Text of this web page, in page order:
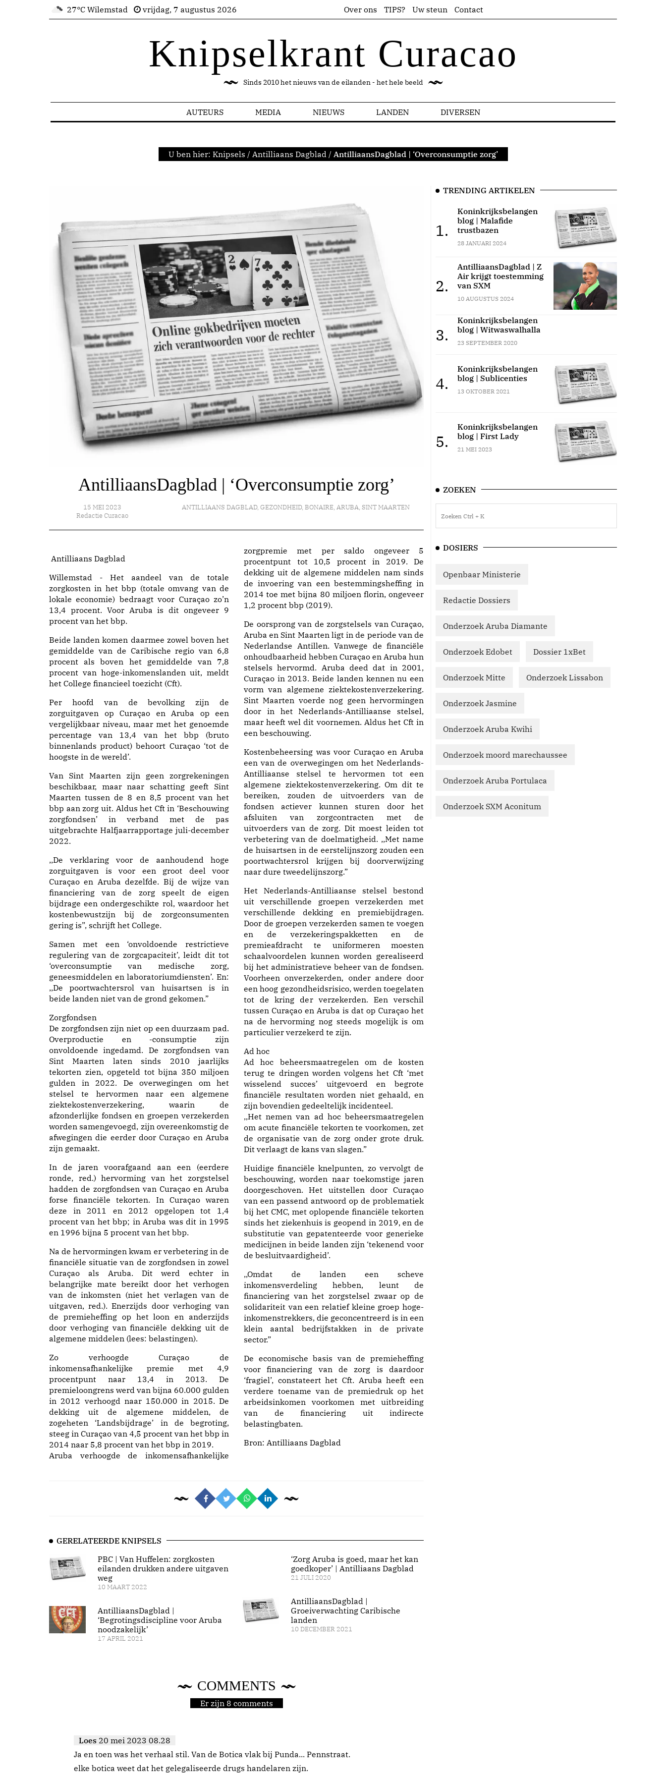
27°C Wilemstad vrijdag, 7 augustus 2026 Over ons TIPS? Uw steun Contact
Knipselkrant Curacao
Sinds 2010 het nieuws van de eilanden - het hele beeld
AUTEURS MEDIA NIEUWS LANDEN DIVERSEN
U ben hier: Knipsels / Antilliaans Dagblad / AntilliaansDagblad | ‘Overconsumptie zorg’
AntilliaansDagblad | ‘Overconsumptie zorg’
15 MEI 2023
Redactie Curacao
ANTILLIAANS DAGBLAD, GEZONDHEID, BONAIRE, ARUBA, SINT MAARTEN
Antilliaans Dagblad
Willemstad - Het aandeel van de totale
zorgkosten in het bbp (totale omvang van de
lokale economie) bedraagt voor Curaçao zo’n
13,4 procent. Voor Aruba is dit ongeveer 9
procent van het bbp.
Beide landen komen daarmee zowel boven het
gemiddelde van de Caribische regio van 6,8
procent als boven het gemiddelde van 7,8
procent van hoge-inkomenslanden uit, meldt
het College financieel toezicht (Cft).
Per hoofd van de bevolking zijn de
zorguitgaven op Curaçao en Aruba op een
vergelijkbaar niveau, maar met het genoemde
percentage van 13,4 van het bbp (bruto
binnenlands product) behoort Curaçao ‘tot de
hoogste in de wereld’.
Van Sint Maarten zijn geen zorgrekeningen
beschikbaar, maar naar schatting geeft Sint
Maarten tussen de 8 en 8,5 procent van het
bbp aan zorg uit. Aldus het Cft in ‘Beschouwing
zorgfondsen’ in verband met de pas
uitgebrachte Halfjaarrapportage juli-december
2022.
,,De verklaring voor de aanhoudend hoge
zorguitgaven is voor een groot deel voor
Curaçao en Aruba dezelfde. Bij de wijze van
financiering van de zorg speelt de eigen
bijdrage een ondergeschikte rol, waardoor het
kostenbewustzijn bij de zorgconsumenten
gering is”, schrijft het College.
Samen met een ‘onvoldoende restrictieve
regulering van de zorgcapaciteit’, leidt dit tot
‘overconsumptie van medische zorg,
geneesmiddelen en laboratoriumdiensten’. En:
,,De poortwachtersrol van huisartsen is in
beide landen niet van de grond gekomen.”
Zorgfondsen
De zorgfondsen zijn niet op een duurzaam pad.
Overproductie en -consumptie zijn
onvoldoende ingedamd. De zorgfondsen van
Sint Maarten laten sinds 2010 jaarlijks
tekorten zien, opgeteld tot bijna 350 miljoen
gulden in 2022. De overwegingen om het
stelsel te hervormen naar een algemene
ziektekostenverzekering, waarin de
afzonderlijke fondsen en groepen verzekerden
worden samengevoegd, zijn overeenkomstig de
afwegingen die eerder door Curaçao en Aruba
zijn gemaakt.
In de jaren voorafgaand aan een (eerdere
ronde, red.) hervorming van het zorgstelsel
hadden de zorgfondsen van Curaçao en Aruba
forse financiële tekorten. In Curaçao waren
deze in 2011 en 2012 opgelopen tot 1,4
procent van het bbp; in Aruba was dit in 1995
en 1996 bijna 5 procent van het bbp.
Na de hervormingen kwam er verbetering in de
financiële situatie van de zorgfondsen in zowel
Curaçao als Aruba. Dit werd echter in
belangrijke mate bereikt door het verhogen
van de inkomsten (niet het verlagen van de
uitgaven, red.). Enerzijds door verhoging van
de premieheffing op het loon en anderzijds
door verhoging van financiële dekking uit de
algemene middelen (lees: belastingen).
Zo verhoogde Curaçao de
inkomensafhankelijke premie met 4,9
procentpunt naar 13,4 in 2013. De
premieloongrens werd van bijna 60.000 gulden
in 2012 verhoogd naar 150.000 in 2015. De
dekking uit de algemene middelen, de
zogeheten ‘Landsbijdrage’ in de begroting,
steeg in Curaçao van 4,5 procent van het bbp in
2014 naar 5,8 procent van het bbp in 2019.
Aruba verhoogde de inkomensafhankelijke
zorgpremie met per saldo ongeveer 5
procentpunt tot 10,5 procent in 2019. De
dekking uit de algemene middelen nam sinds
de invoering van een bestemmingsheffing in
2014 toe met bijna 80 miljoen florin, ongeveer
1,2 procent bbp (2019).
De oorsprong van de zorgstelsels van Curaçao,
Aruba en Sint Maarten ligt in de periode van de
Nederlandse Antillen. Vanwege de financiële
onhoudbaarheid hebben Curaçao en Aruba hun
stelsels hervormd. Aruba deed dat in 2001,
Curaçao in 2013. Beide landen kennen nu een
vorm van algemene ziektekostenverzekering.
Sint Maarten voerde nog geen hervormingen
door in het Nederlands-Antilliaanse stelsel,
maar heeft wel dit voornemen. Aldus het Cft in
een beschouwing.
Kostenbeheersing was voor Curaçao en Aruba
een van de overwegingen om het Nederlands-
Antilliaanse stelsel te hervormen tot een
algemene ziektekostenverzekering. Om dit te
bereiken, zouden de uitvoerders van de
fondsen actiever kunnen sturen door het
afsluiten van zorgcontracten met de
uitvoerders van de zorg. Dit moest leiden tot
verbetering van de doelmatigheid. ,,Met name
de huisartsen in de eerstelijnszorg zouden een
poortwachtersrol krijgen bij doorverwijzing
naar dure tweedelijnszorg.”
Het Nederlands-Antilliaanse stelsel bestond
uit verschillende groepen verzekerden met
verschillende dekking en premiebijdragen.
Door de groepen verzekerden samen te voegen
en de verzekeringspakketten en de
premieafdracht te uniformeren moesten
schaalvoordelen kunnen worden gerealiseerd
bij het administratieve beheer van de fondsen.
Voorheen onverzekerden, onder andere door
een hoog gezondheidsrisico, werden toegelaten
tot de kring der verzekerden. Een verschil
tussen Curaçao en Aruba is dat op Curaçao het
na de hervorming nog steeds mogelijk is om
particulier verzekerd te zijn.
Ad hoc
Ad hoc beheersmaatregelen om de kosten
terug te dringen worden volgens het Cft ‘met
wisselend succes’ uitgevoerd en begrote
financiële resultaten worden niet gehaald, en
zijn bovendien gedeeltelijk incidenteel.
,,Het nemen van ad hoc beheersmaatregelen
om acute financiële tekorten te voorkomen, zet
de organisatie van de zorg onder grote druk.
Dit verlaagt de kans van slagen.”
Huidige financiële knelpunten, zo vervolgt de
beschouwing, worden naar toekomstige jaren
doorgeschoven. Het uitstellen door Curaçao
van een passend antwoord op de problematiek
bij het CMC, met oplopende financiële tekorten
sinds het ziekenhuis is geopend in 2019, en de
substitutie van gepatenteerde voor generieke
medicijnen in beide landen zijn ‘tekenend voor
de besluitvaardigheid’.
,,Omdat de landen een scheve
inkomensverdeling hebben, leunt de
financiering van het zorgstelsel zwaar op de
solidariteit van een relatief kleine groep hoge-
inkomenstrekkers, die geconcentreerd is in een
klein aantal bedrijfstakken in de private
sector.”
De economische basis van de premieheffing
voor financiering van de zorg is daardoor
‘fragiel’, constateert het Cft. Aruba heeft een
verdere toename van de premiedruk op het
arbeidsinkomen voorkomen met uitbreiding
van de financiering uit indirecte
belastingbaten.
Bron: Antilliaans Dagblad
GERELATEERDE KNIPSELS
PBC | Van Huffelen: zorgkosten
eilanden drukken andere uitgaven
weg
10 MAART 2022
AntilliaansDagblad |
‘Begrotingsdiscipline voor Aruba
noodzakelijk’
17 APRIL 2021
‘Zorg Aruba is goed, maar het kan
goedkoper’ | Antilliaans Dagblad
21 JULI 2020
AntilliaansDagblad |
Groeiverwachting Caribische
landen
10 DECEMBER 2021
COMMENTS
Er zijn 8 comments
Loes 20 mei 2023 08.28
Ja en toen was het verhaal stil. Van de Botica vlak bij Punda... Pennstraat.
elke botica weet dat het gelegaliseerde drugs handelaren zijn.
TRENDING ARTIKELEN
1.
Koninkrijksbelangen
blog | Malafide
trustbazen
28 JANUARI 2024
2.
AntilliaansDagblad | Z
Air krijgt toestemming
van SXM
10 AUGUSTUS 2024
3.
Koninkrijksbelangen
blog | Witwaswalhalla
23 SEPTEMBER 2020
4.
Koninkrijksbelangen
blog | Sublicenties
13 OKTOBER 2021
5.
Koninkrijksbelangen
blog | First Lady
21 MEI 2023
ZOEKEN
DOSIERS
Openbaar Ministerie
Redactie Dossiers
Onderzoek Aruba Diamante
Onderzoek Edobet Dossier 1xBet
Onderzoek Mitte Onderzoek Lissabon
Onderzoek Jasmine
Onderzoek Aruba Kwihi
Onderzoek moord marechaussee
Onderzoek Aruba Portulaca
Onderzoek SXM Aconitum